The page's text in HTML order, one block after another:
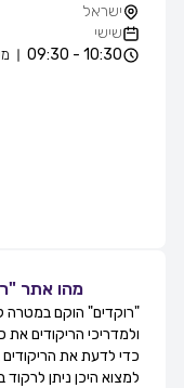
ישראל
שישי
10:30 - 09:30
מהו אתר
"רוקדים" הוקם במטרה
ולמדריכי הריקודים את
כדי לדעת את הריקודים
למצוא היכן ניתן לרקוד